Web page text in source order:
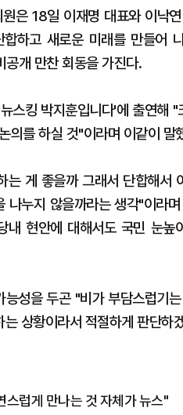
은 18일 이재명 대표와 이낙
하고 새로운 미래를 만들어
개 만찬 회동을 가진다.
스킹 박지훈입니다'에 출연해
의를 하실 것"이라며 이같이 말
는 게 좋을까 그래서 단합해서
나누지 않을까라는 생각"이라
내 현안에 대해서도 국민 눈
성을 두곤 "비가 부담스럽기
상황이라서 적절하게 판단하
스럽게 만나는 것 자체가 뉴스"